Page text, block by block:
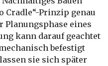
Cradle“-Prinzip genau
Planungsphase eines
kann darauf geachtet
befestigt
sie sich später